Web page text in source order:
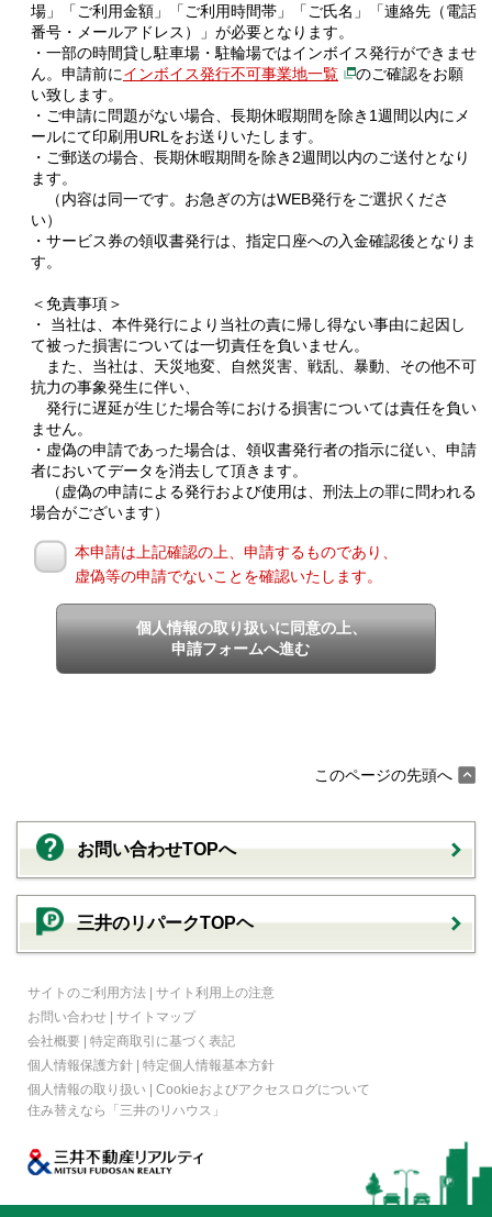
場」「ご利用金額」「ご利用時間帯」「ご氏名」「連絡先（電話
番号・メールアドレス）」が必要となります。
・一部の時間貸し駐車場・駐輪場ではインボイス発行ができませ
ん。申請前にインボイス発行不可事業地一覧
のご確認をお願
い致します。
・ご申請に問題がない場合、長期休暇期間を除き1週間以内にメ
ールにて印刷用URLをお送りいたします。
・ご郵送の場合、長期休暇期間を除き2週間以内のご送付となり
ます。
（内容は同一です。お急ぎの方はWEB発行をご選択くださ
い）
・サービス券の領収書発行は、指定口座への入金確認後となりま
す。
＜免責事項＞
・ 当社は、本件発行により当社の責に帰し得ない事由に起因し
て被った損害については一切責任を負いません。
また、当社は、天災地変、自然災害、戦乱、暴動、その他不可
抗力の事象発生に伴い、
発行に遅延が生じた場合等における損害については責任を負い
ません。
・虚偽の申請であった場合は、領収書発行者の指示に従い、申請
者においてデータを消去して頂きます。
（虚偽の申請による発行および使用は、刑法上の罪に問われる
場合がございます）
本申請は上記確認の上、申請するものであり、
虚偽等の申請でないことを確認いたします。
個人情報の取り扱いに同意の上、
申請フォームへ進む
このページの先頭へ
お問い合わせTOPへ
三井のリパークTOPヘ
サイトのご利用方法 | サイト利用上の注意
お問い合わせ | サイトマップ
会社概要 | 特定商取引に基づく表記
個人情報保護方針 | 特定個人情報基本方針
個人情報の取り扱い | Cookieおよびアクセスログについて
住み替えなら
「三井のリハウス」